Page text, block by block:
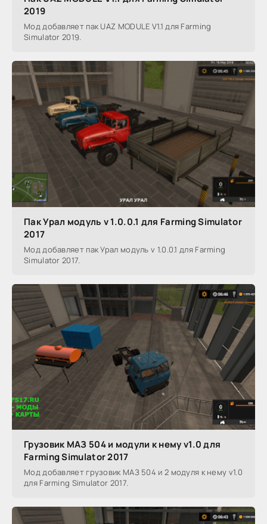
2019
Мод добавляет пак UAZ MODULE V1.1 для Farming
Simulator 2019.
Пак Урал модуль v 1.0.0.1 для Farming Simulator
2017
Мод добавляет пак Урал модуль v 1.0.0.1 для Farming
Simulator 2017.
Грузовик МАЗ 504 и модули к нему v1.0 для
Farming Simulator 2017
Мод добавляет грузовик МАЗ 504 и 2 модуля к нему v1.0
для Farming Simulator 2017.